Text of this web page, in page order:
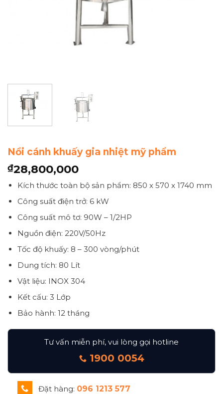
Nồi cánh khuấy gia nhiệt mỹ phẩm
₫28,800,000
Kích thước toàn bộ sản phẩm: 850 x 570 x 1740 mm
Công suất điện trở: 6 kW
Công suất mô tơ: 90W – 1/2HP
Nguồn điện: 220V/50Hz
Tốc độ khuấy: 8 – 300 vòng/phút
Dung tích: 80 Lít
Vật liệu: INOX 304
Kết cấu: 3 Lớp
Bảo hành: 12 tháng
Tư vấn miễn phí, vui lòng gọi hotline
1900 0054
Đặt hàng: 096 1213 577